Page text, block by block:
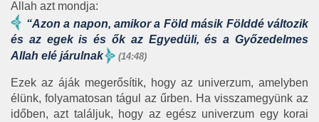
Allah azt mondja:
“Azon a napon, amikor a Föld másik Földdé változik
és az egek is és ők az Egyedüli, és a Győzedelmes
Allah elé járulnak
(14:48)
Ezek az áják megerősítik, hogy az univerzum, amelyben
élünk, folyamatosan tágul az űrben. Ha visszamegyünk az
időben, azt találjuk, hogy az egész univerzum egy korai